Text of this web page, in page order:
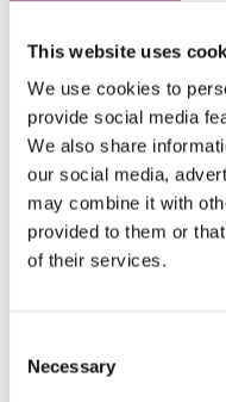
This website uses
We use cookies to
provide social media
We also share
our social media,
may combine it with
provided to them or
of their services.
Selection
Necessary
DHZ steunt